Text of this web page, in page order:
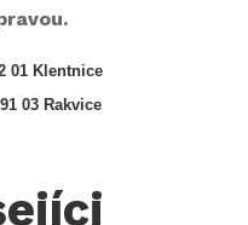
01 Klentnice
03 Rakvice